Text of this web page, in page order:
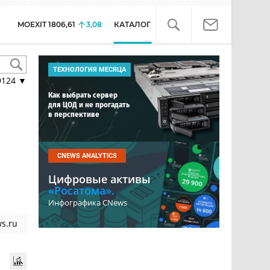
MOEXIT 1806,61 3,08 КАТАЛОГ
▼
ТЕХНОЛОГИЯ МЕСЯЦА
Как выбрать сервер
для ЦОД и не прогадать
в перспективе
CNEWS ANALYTICS
Цифровые активы
«Росатома».
Инфографика CNews